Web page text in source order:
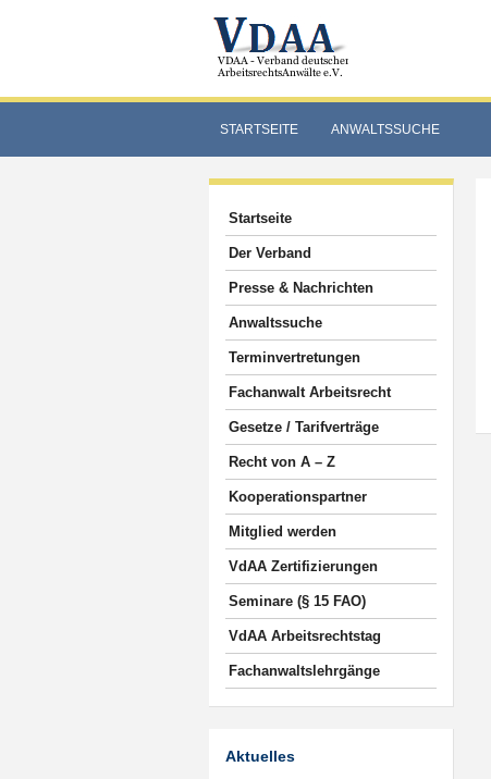
STARTSEITE ANWALTSSUCHE
Startseite
Der Verband
Presse & Nachrichten
Anwaltssuche
Terminvertretungen
Fachanwalt Arbeitsrecht
Gesetze / Tarifverträge
Recht von A – Z
Kooperationspartner
Mitglied werden
VdAA Zertifizierungen
Seminare (§ 15 FAO)
VdAA Arbeitsrechtstag
Fachanwaltslehrgänge
Aktuelles